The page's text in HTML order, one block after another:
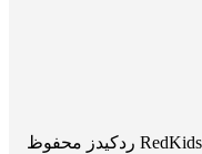
کپی رایت 2023 – 2026 تمام حقوق برای RedKids ردکیدز محفوظ